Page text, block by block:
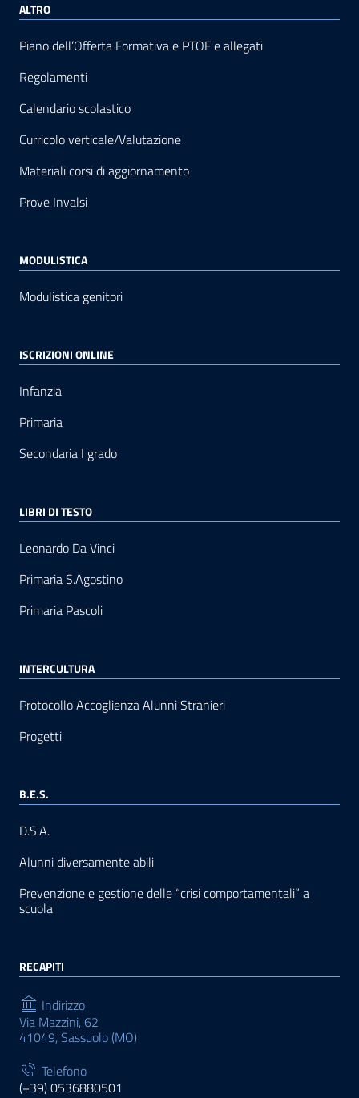
ALTRO
Piano dell’Offerta Formativa e PTOF e allegati
Regolamenti
Calendario scolastico
Curricolo verticale/Valutazione
Materiali corsi di aggiornamento
Prove Invalsi
MODULISTICA
Modulistica genitori
ISCRIZIONI ONLINE
Infanzia
Primaria
Secondaria I grado
LIBRI DI TESTO
Leonardo Da Vinci
Primaria S.Agostino
Primaria Pascoli
INTERCULTURA
Protocollo Accoglienza Alunni Stranieri
Progetti
B.E.S.
D.S.A.
Alunni diversamente abili
Prevenzione e gestione delle “crisi comportamentali” a
scuola
RECAPITI
Indirizzo
Via Mazzini, 62
41049, Sassuolo (MO)
Telefono
(+39) 0536880501